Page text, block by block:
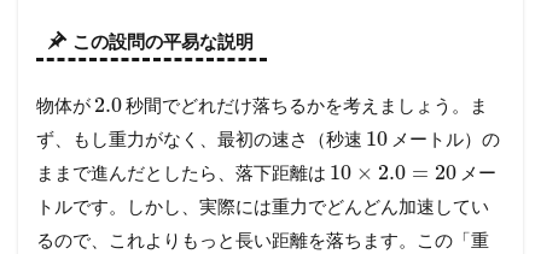
この設問の平易な説明
物体が 2.0秒間でどれだけ落ちるかを考えましょう。ま
ず、もし重力がなく、最初の速さ（秒速 10メートル）の
ままで進んだとしたら、落下距離は 10 × 2.0 = 20 メー
トルです。しかし、実際には重力でどんどん加速してい
るので、これよりもっと長い距離を落ちます。この「重